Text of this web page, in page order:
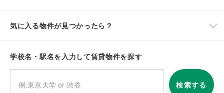
気に入る物件が見つかったら？
学校名・駅名を入力して賃貸物件を探す
検索する